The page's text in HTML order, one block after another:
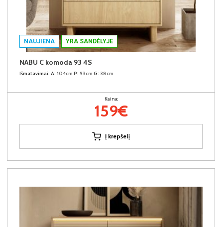
NAUJIENA YRA SANDĖLYJE
NABU C komoda 93 4S
Išmatavimai: A: 104cm P: 93cm G: 38cm
Kaina:
159€
Į krepšelį